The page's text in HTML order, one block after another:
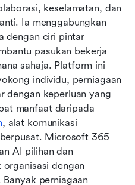
keselamatan, dan
Ia menggabungkan
dengan ciri pintar
pasukan bekerja
sahaja. Platform ini
individu, perniagaan
dengan keperluan yang
, alat komunikasi
Microsoft 365
AI pilihan dan
dengan
perniagaan